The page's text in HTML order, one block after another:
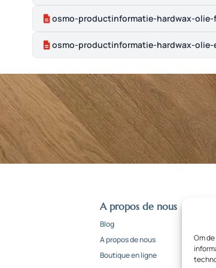
Om
osmo-productinformatie-hardwax-
osmo-productinformatie-hardwax-
A propos de nous
Blog
A propos de nous
Boutique en ligne